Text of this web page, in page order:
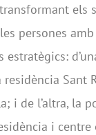
els
persones
Sant
i de l’altra, la
i centre